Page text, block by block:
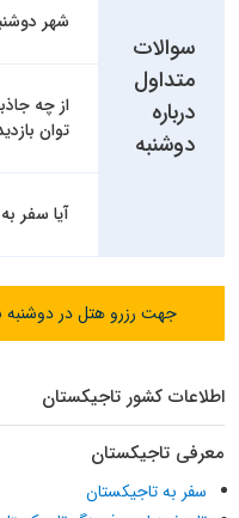
سوالات
متداول
درباره
دوشنبه
شهر
از چه
توان
آیا سفر
جهت رزرو هتل در دوشنبه
اطلاعات کشور تاجیکستان
معرفی تاجیکستان
سفر به تاجیکستان